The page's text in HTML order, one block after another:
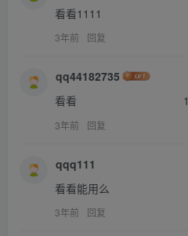
看看1111
3年前 回复
qq44182735
看看                                  1
3年前 回复
qqq111
看看能用么
3年前 回复